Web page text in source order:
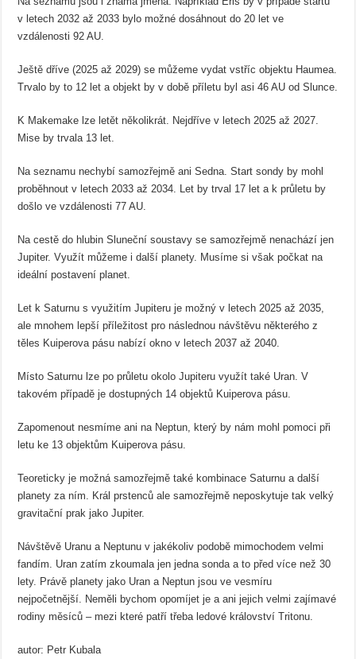
v letech 2032 až 2033 bylo možné dosáhnout do 20 let ve
vzdálenosti 92 AU.
Ještě dříve (2025 až 2029) se můžeme vydat vstříc objektu Haumea.
Trvalo by to 12 let a objekt by v době příletu byl asi 46 AU od Slunce.
K Makemake lze letět několikrát. Nejdříve v letech 2025 až 2027.
Mise by trvala 13 let.
Na seznamu nechybí samozřejmě ani Sedna. Start sondy by mohl
proběhnout v letech 2033 až 2034. Let by trval 17 let a k průletu by
došlo ve vzdálenosti 77 AU.
Na cestě do hlubin Sluneční soustavy se samozřejmě nenachází jen
Jupiter. Využít můžeme i další planety. Musíme si však počkat na
ideální postavení planet.
Let k Saturnu s využitím Jupiteru je možný v letech 2025 až 2035,
ale mnohem lepší příležitost pro následnou návštěvu některého z
těles Kuiperova pásu nabízí okno v letech 2037 až 2040.
Místo Saturnu lze po průletu okolo Jupiteru využít také Uran. V
takovém případě je dostupných 14 objektů Kuiperova pásu.
Zapomenout nesmíme ani na Neptun, který by nám mohl pomoci při
letu ke 13 objektům Kuiperova pásu.
Teoreticky je možná samozřejmě také kombinace Saturnu a další
planety za ním. Král prstenců ale samozřejmě neposkytuje tak velký
gravitační prak jako Jupiter.
Návštěvě Uranu a Neptunu v jakékoliv podobě mimochodem velmi
fandím. Uran zatím zkoumala jen jedna sonda a to před více než 30
lety. Právě planety jako Uran a Neptun jsou ve vesmíru
nejpočetnější. Neměli bychom opomíjet je a ani jejich velmi zajímavé
rodiny měsíců – mezi které patří třeba ledové království Tritonu.
autor: Petr Kubala